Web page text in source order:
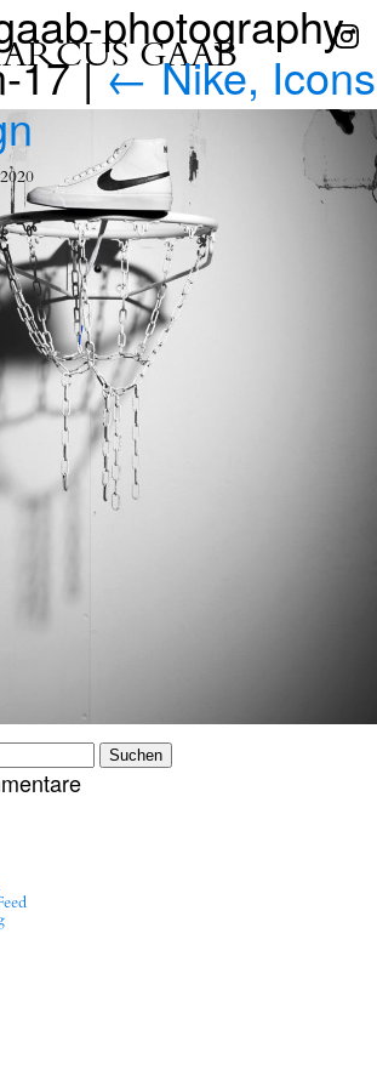
GAAB
photography-
17|←Nike, Icons